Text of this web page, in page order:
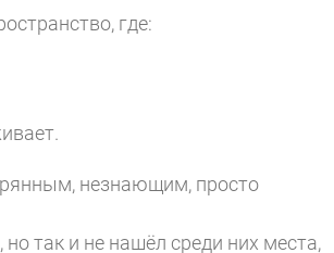
где:
незнающим, просто
так и не нашёл среди них места,